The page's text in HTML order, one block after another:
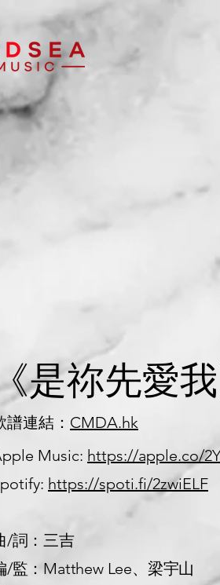
是祢先愛
譜連結： CMDA.hk​
Music: https://apple.co/
https://spoti.fi/2zwiELF
/詞：三吉
/監：Matthew Lee、梁宇山